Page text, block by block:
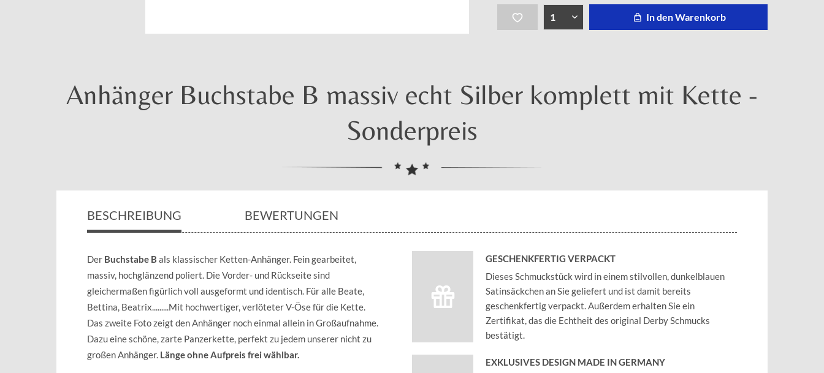
In den Warenkorb
Anhänger Buchstabe B massiv echt Silber komplett mit Kette -
Sonderpreis
BESCHREIBUNG BEWERTUNGEN
Der Buchstabe B als klassischer Ketten-Anhänger. Fein gearbeitet,
massiv, hochglänzend poliert. Die Vorder- und Rückseite sind
gleichermaßen figürlich voll ausgeformt und identisch. Für alle Beate,
Bettina, Beatrix.........Mit hochwertiger, verlöteter V-Öse für die Kette.
Das zweite Foto zeigt den Anhänger noch einmal allein in Großaufnahme.
Dazu eine schöne, zarte Panzerkette, perfekt zu jedem unserer nicht zu
großen Anhänger. Länge ohne Aufpreis frei wählbar.
GESCHENKFERTIG VERPACKT
Dieses Schmuckstück wird in einem stilvollen, dunkelblauen
Satinsäckchen an Sie geliefert und ist damit bereits
geschenkfertig verpackt. Außerdem erhalten Sie ein
Zertifikat, das die Echtheit des original Derby Schmucks
bestätigt.
EXKLUSIVES DESIGN MADE IN GERMANY